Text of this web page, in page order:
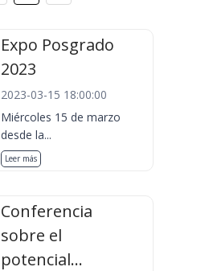
Expo Posgrado
2023
2023-03-15 18:00:00
Miércoles 15 de marzo
desde la...
Leer más
Conferencia
sobre el
potencial...